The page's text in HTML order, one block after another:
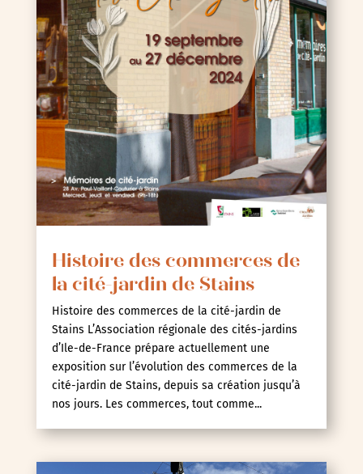
Histoire des commerces de
la cité-jardin de Stains
Histoire des commerces de la cité-jardin de
Stains L’Association régionale des cités-jardins
d’Ile-de-France prépare actuellement une
exposition sur l’évolution des commerces de la
cité-jardin de Stains, depuis sa création jusqu’à
nos jours. Les commerces, tout comme...